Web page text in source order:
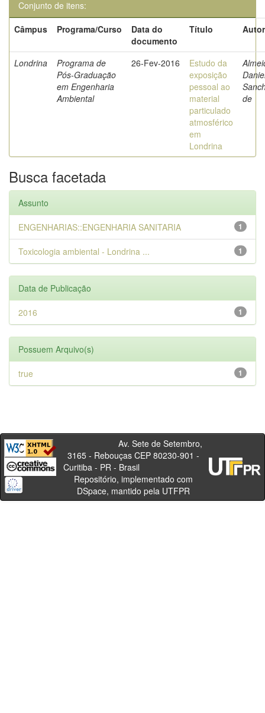
Conjunto de itens:
Câmpus
Programa/Curso
Data do
documento
Título
Londrina
Programa de
Pós-Graduação
em Engenharia
Ambiental
26-Fev-2016
Estudo da
exposição
pessoal ao
material
particulado
atmosférico
em
Londrina
de
Busca facetada
Assunto
1
ENGENHARIAS::ENGENHARIA SANITARIA
1
Toxicologia ambiental - Londrina ...
Data de Publicação
1
2016
Possuem Arquivo(s)
1
true
Av. Sete de Setembro,
3165 - Rebouças CEP 80230-901 -
Curitiba - PR - Brasil
Repositório, implementado com
DSpace, mantido pela UTFPR